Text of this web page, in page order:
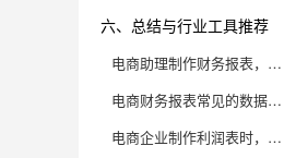
六、总结与行业工具推荐
电商助理制作财务报表，应该怎么入门？
电商财务报表常见的数据来源有哪些？如何确保数据准确？
电商企业制作利润表时，需要特别注意哪些细节？